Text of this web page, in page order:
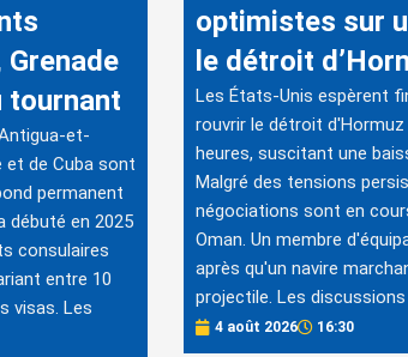
Grenade
tournant
et-
et de Cuba sont
permanent
débuté en 2025
consulaires
entre 10
visas. Les
optimistes sur
le détroit
Les États-Unis espèrent
rouvrir le détroit
heures, suscitant une
Malgré des tensions
négociations sont en
Oman. Un membre
après qu'un navire
projectile. Les
4 août 2026 16:30